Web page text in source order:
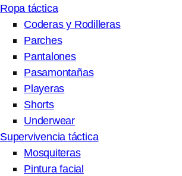
Ropa táctica
Coderas y Rodilleras
Parches
Pantalones
Pasamontañas
Playeras
Shorts
Underwear
Supervivencia táctica
Mosquiteras
Pintura facial